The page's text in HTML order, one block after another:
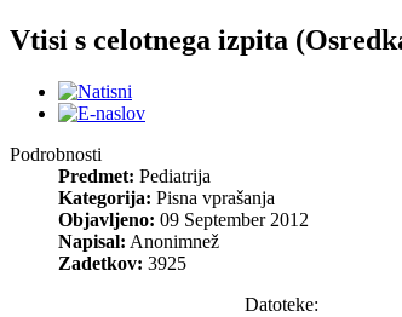
Vtisi s celotnega izpita
Podrobnosti
Predmet: Pediatrija
Kategorija: Pisna vprašanja
Objavljeno: 09 September 2012
Napisal: Anonimnež
Zadetkov: 3925
Datoteke: